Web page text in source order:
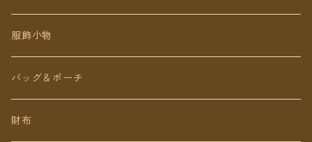
チェトオリジナル
ロング丈
ミディアム丈
トップス
ワンピース
パンツ
服飾小物
バッグ＆ポーチ
財布